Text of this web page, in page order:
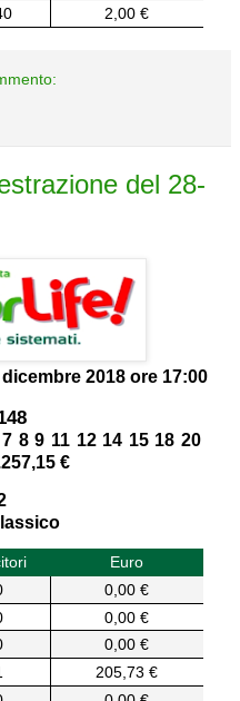
2,00 €
del 28-
dicembre 2018 ore 17:00
8 9 11 12 14 15 18 20
€
Euro
0,00 €
0,00 €
0,00 €
205,73 €